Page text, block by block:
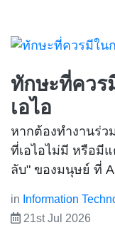
ทักษะที่ควร
เอไอ
หากต้องทำงานร่ว
ที่เอไอไม่มี หรือมี
ลับ" ของมนุษย์ ที่
in Information
21st Jul 2026